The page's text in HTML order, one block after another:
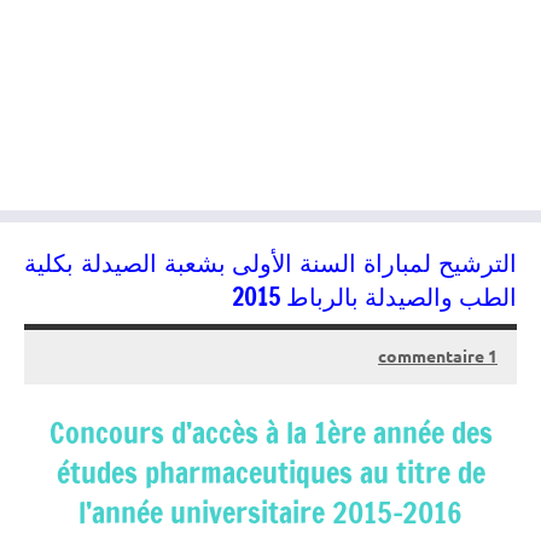
الترشيح لمباراة السنة الأولى بشعبة الصيدلة بكلية
الطب والصيدلة بالرباط 2015
15/06/2015
kamal
1 commentaire
Concours d’accès à la 1ère année des
études pharmaceutiques au titre de
l’année universitaire 2015-2016